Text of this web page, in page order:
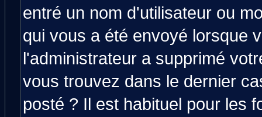
entré un nom d'utilisateur ou
qui vous a été envoyé lorsque
l'administrateur a supprimé
vous trouvez dans le dernier
posté ? Il est habituel pour les